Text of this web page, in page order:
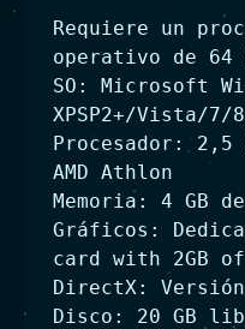
Requiere un
operativo de
SO: Microsoft
XPSP2+/Vista/
Procesador:
AMD Athlon
Memoria: 4 GB de
Gráficos:
card with 2GB of
DirectX:
Disco: 20 GB